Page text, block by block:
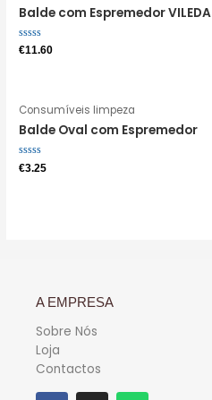
Balde com Espremedor VILEDA
Avaliação
€11.60
Consumíveis limpeza
Balde Oval com Espremedor
Avaliação
0
€3.25
A EMPRESA
Sobre Nós
Loja
Contactos